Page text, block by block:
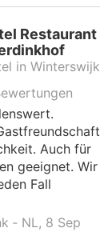
Restaurant
in Winterswijk
Auch für
geeignet. Wir
Fall
‐ NL, 8 Sep